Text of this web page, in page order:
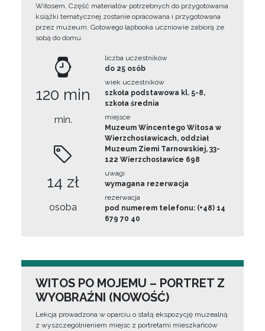
Witosem. Część materiałów potrzebnych do przygotowania
książki tematycznej zostanie opracowana i przygotowana
przez muzeum. Gotowego lapbooka uczniowie zabiorą ze
sobą do domu.
120 min
min.
14 zł
osoba
liczba uczestników
do 25 osób
wiek uczestników
szkoła podstawowa kl. 5-8,
szkoła średnia
miejsce
Muzeum Wincentego Witosa w
Wierzchosławicach, oddział
Muzeum Ziemi Tarnowskiej, 33-
122 Wierzchosławice 698
uwagi
wymagana rezerwacja
rezerwacja
pod numerem telefonu: (+48) 14
679 70 40
WITOS PO MOJEMU – PORTRET Z
WYOBRAŹNI (NOWOŚĆ)
Lekcja prowadzona w oparciu o stałą ekspozycję muzealną
z wyszczególnieniem miejsc z portretami mieszkańców